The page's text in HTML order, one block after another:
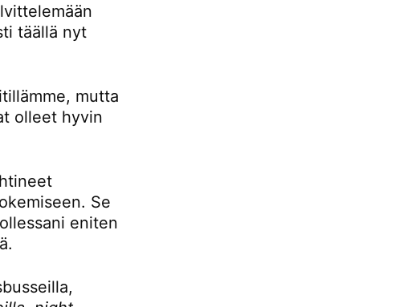
täällä nyt
mutta
olleet hyvin
Se
eniten